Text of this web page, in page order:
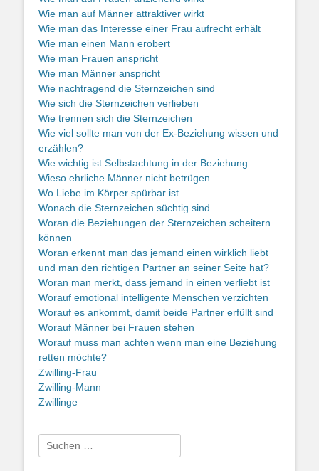
Wie man auf Männer attraktiver wirkt
Wie man das Interesse einer Frau aufrecht erhält
Wie man einen Mann erobert
Wie man Frauen anspricht
Wie man Männer anspricht
Wie nachtragend die Sternzeichen sind
Wie sich die Sternzeichen verlieben
Wie trennen sich die Sternzeichen
Wie viel sollte man von der Ex-Beziehung wissen und
erzählen?
Wie wichtig ist Selbstachtung in der Beziehung
Wieso ehrliche Männer nicht betrügen
Wo Liebe im Körper spürbar ist
Wonach die Sternzeichen süchtig sind
Woran die Beziehungen der Sternzeichen scheitern
können
Woran erkennt man das jemand einen wirklich liebt
und man den richtigen Partner an seiner Seite hat?
Woran man merkt, dass jemand in einen verliebt ist
Worauf emotional intelligente Menschen verzichten
Worauf es ankommt, damit beide Partner erfüllt sind
Worauf Männer bei Frauen stehen
Worauf muss man achten wenn man eine Beziehung
retten möchte?
Zwilling-Frau
Zwilling-Mann
Zwillinge
Suche
nach: